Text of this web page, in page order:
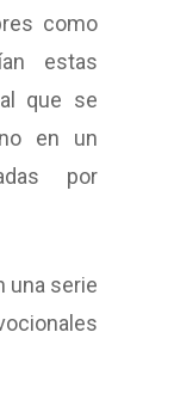
como
estas
que se
en un
por
una serie